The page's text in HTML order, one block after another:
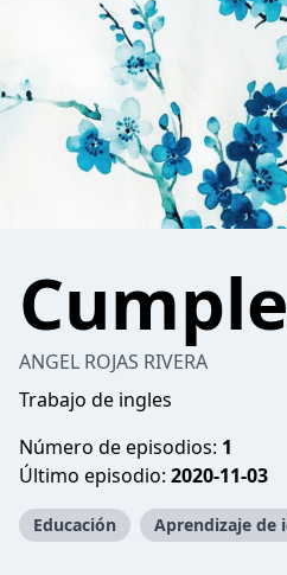
ANGEL ROJAS RIVERA
Trabajo de ingles
Número de episodios: 1
Último episodio: 2020-11-03
Educación Aprendizaje de